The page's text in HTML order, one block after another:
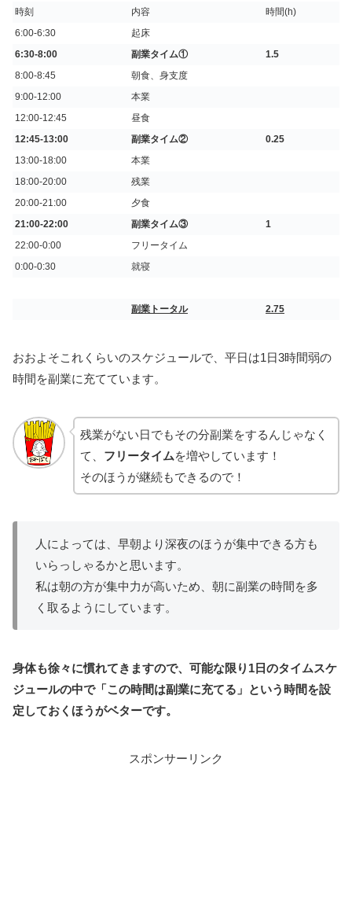
時刻 内容
時間(h)
6:00-6:30
起床
6:30-8:00
副業タイム①
1.5
8:00-8:45
朝食、身支度
9:00-12:00
本業
12:00-12:45
昼食
12:45-13:00
副業タイム②
0.25
13:00-18:00
本業
18:00-20:00
残業
20:00-21:00
夕食
21:00-22:00
副業タイム③
1
22:00-0:00
フリータイム
0:00-0:30
就寝
副業トータル 2.75
おおよそこれくらいのスケジュールで、平日は1日3時間弱の
時間を副業に充てています。
残業がない日でもその分副業をするんじゃなく
て、 フリータイムを増やしています！
そのほうが継続もできるので！
人によっては、早朝より深夜のほうが集中できる方も
いらっしゃるかと思います。
私は朝の方が集中力が高いため、朝に副業の時間を多
く取るようにしています。
身体も徐々に慣れてきますので、可能な限り1日のタイムスケ
ジュールの中で「この時間は副業に充てる」という時間を設
定しておくほうがベターです。
スポンサーリンク